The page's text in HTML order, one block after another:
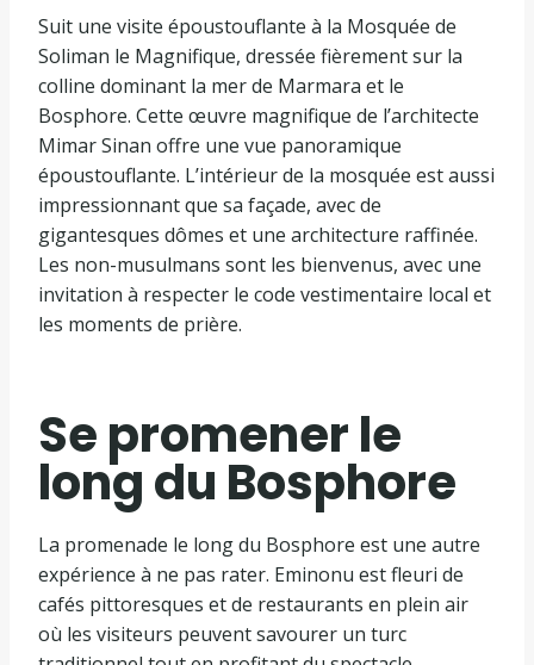
Suit une visite époustouflante à la Mosquée de
Soliman le Magnifique, dressée fièrement sur la
colline dominant la mer de Marmara et le
Bosphore. Cette œuvre magnifique de l’architecte
Mimar Sinan offre une vue panoramique
époustouflante. L’intérieur de la mosquée est aussi
impressionnant que sa façade, avec de
gigantesques dômes et une architecture raffinée.
Les non-musulmans sont les bienvenus, avec une
invitation à respecter le code vestimentaire local et
les moments de prière.
Se promener le
long du Bosphore
La promenade le long du Bosphore est une autre
expérience à ne pas rater. Eminonu est fleuri de
cafés pittoresques et de restaurants en plein air
où les visiteurs peuvent savourer un turc